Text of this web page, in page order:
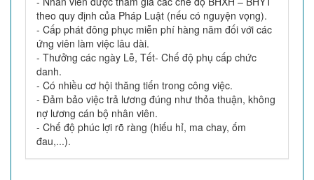
theo quy định của Pháp Luật (nếu có nguyện vọng).
- Cấp phát đông phục miễn phí hàng năm đối với các
ứng viên làm việc lâu dài.
- Thưởng các ngày Lễ, Tết- Chế độ phụ cấp chức
danh.
- Có nhiều cơ hội thăng tiến trong công việc.
- Đảm bảo việc trả lương đúng như thỏa thuận, không
nợ lương cán bộ nhân viên.
- Chế độ phúc lợi rõ ràng (hiếu hỉ, ma chay, ốm
đau,...).